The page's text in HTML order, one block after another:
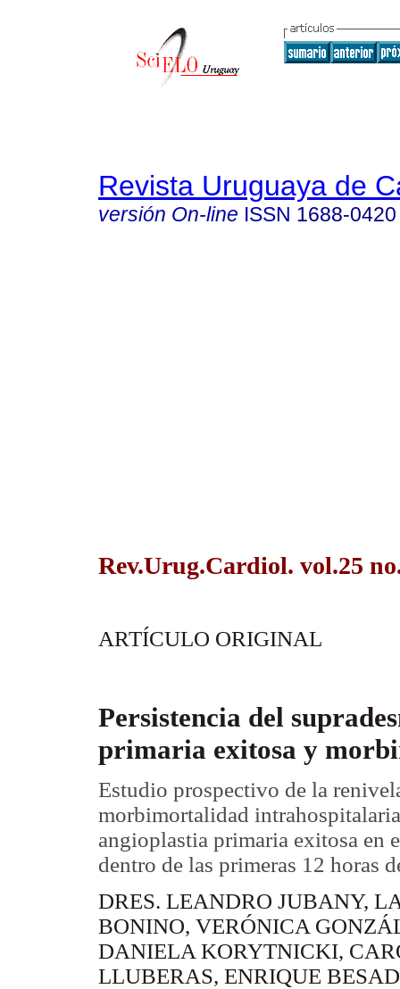
Revista Uruguaya de
versión On-line ISSN 1688-0420
Rev.Urug.Cardiol. vol.25
ARTÍCULO ORIGINAL
Persistencia del
primaria exitosa y
Estudio prospectivo de la
morbimortalidad
angioplastia primaria exitosa en
dentro de las primeras 12 horas
DRES. LEANDRO JUBANY,
BONINO, VERÓNICA
DANIELA KORYTNICKI,
LLUBERAS, ENRIQUE